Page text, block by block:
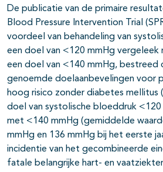
De publicatie van de primaire
Blood Pressure Intervention Trial
voordeel van behandeling van
een doel van <120 mmHg vergeleek
een doel van <140 mmHg, bestreed
genoemde doelaanbevelingen voor
hoog risico zonder diabetes mellitus
doel van systolische bloeddruk
met <140 mmHg (gemiddelde
mmHg en 136 mmHg bij het eerste
incidentie van het gecombineerde
fatale belangrijke hart- en